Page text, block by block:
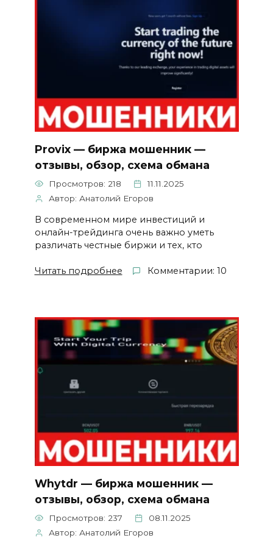
Provix — биржа мошенник —
отзывы, обзор, схема обмана
Просмотров: 218
11.11.2025
Автор: Анатолий Егоров
В современном мире инвестиций и
онлайн-трейдинга очень важно уметь
различать честные биржи и тех, кто
Читать подробнее Комментарии: 10
Whytdr — биржа мошенник —
отзывы, обзор, схема обмана
Просмотров: 237
08.11.2025
Автор: Анатолий Егоров